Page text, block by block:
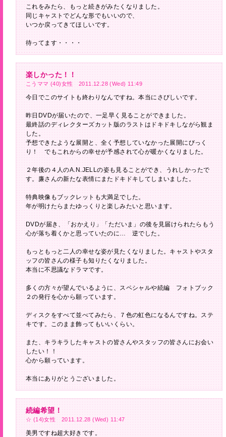
これをみたら、もっと続きがみたくなりました。
同じキャストでどんな形でもいいので、
いつか戻ってきてほしいです。
待ってます・・・・
楽しかった！！
こうママ (40)女性 2011.12.28 (Wed) 11:49
今日でこのサイトも終わりなんですね。本当にさびしいです。
昨日DVDが届いたので、一足早く見ることができました。
最終話のディレクターズカット版のラストはドキドキしながら観ま
した。
予想できたような展開と、全く予想していなかった展開にびっく
り！ でもこれからの幸せが予感されて心が暖かくなりました。
２年後の４人のA.N.JELLの姿も見ることができ、うれしかったで
す。廉さんの新たな表情にまたドキドキしてしまいました。
特典映像もブックレットも大満足でした。
年が明けたらまたゆっくりと楽しみたいと思います。
DVDが届き、「おかえり」「ただいま」の後を見届けられたらもう
心が落ち着くかと思っていたのに… 逆でした。
もっともっと二人の幸せな姿が見たくなりました。キャストやスタ
ッフの皆さんの様子も知りたくなりました。
本当に不思議なドラマです。
多くの方々が望んでいるように、スペシャルや続編 フォトブック
２の発行を心から願っています。
ディスクをすべて並べてみたら、７色の虹色になるんですね。ステ
キです。このまま飾ってもいいくらい。
また、キラキラしたキャストの皆さんやスタッフの皆さんにお会い
したい！！
心から願っています。
本当にありがとうございました。
続編希望！
☆ (14)女性 2011.12.28 (Wed) 11:47
美男ですね超大好きです。